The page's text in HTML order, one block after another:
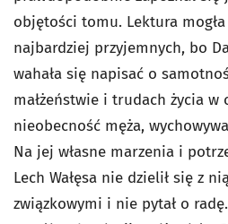
objętości tomu. Lektura
najbardziej przyjemnych, bo
wahała się napisać o
małżeństwie i trudach życia w
nieobecność męża,
Na jej własne marzenia i
Lech Wałęsa nie dzielił się z
związkowymi i nie pytał o